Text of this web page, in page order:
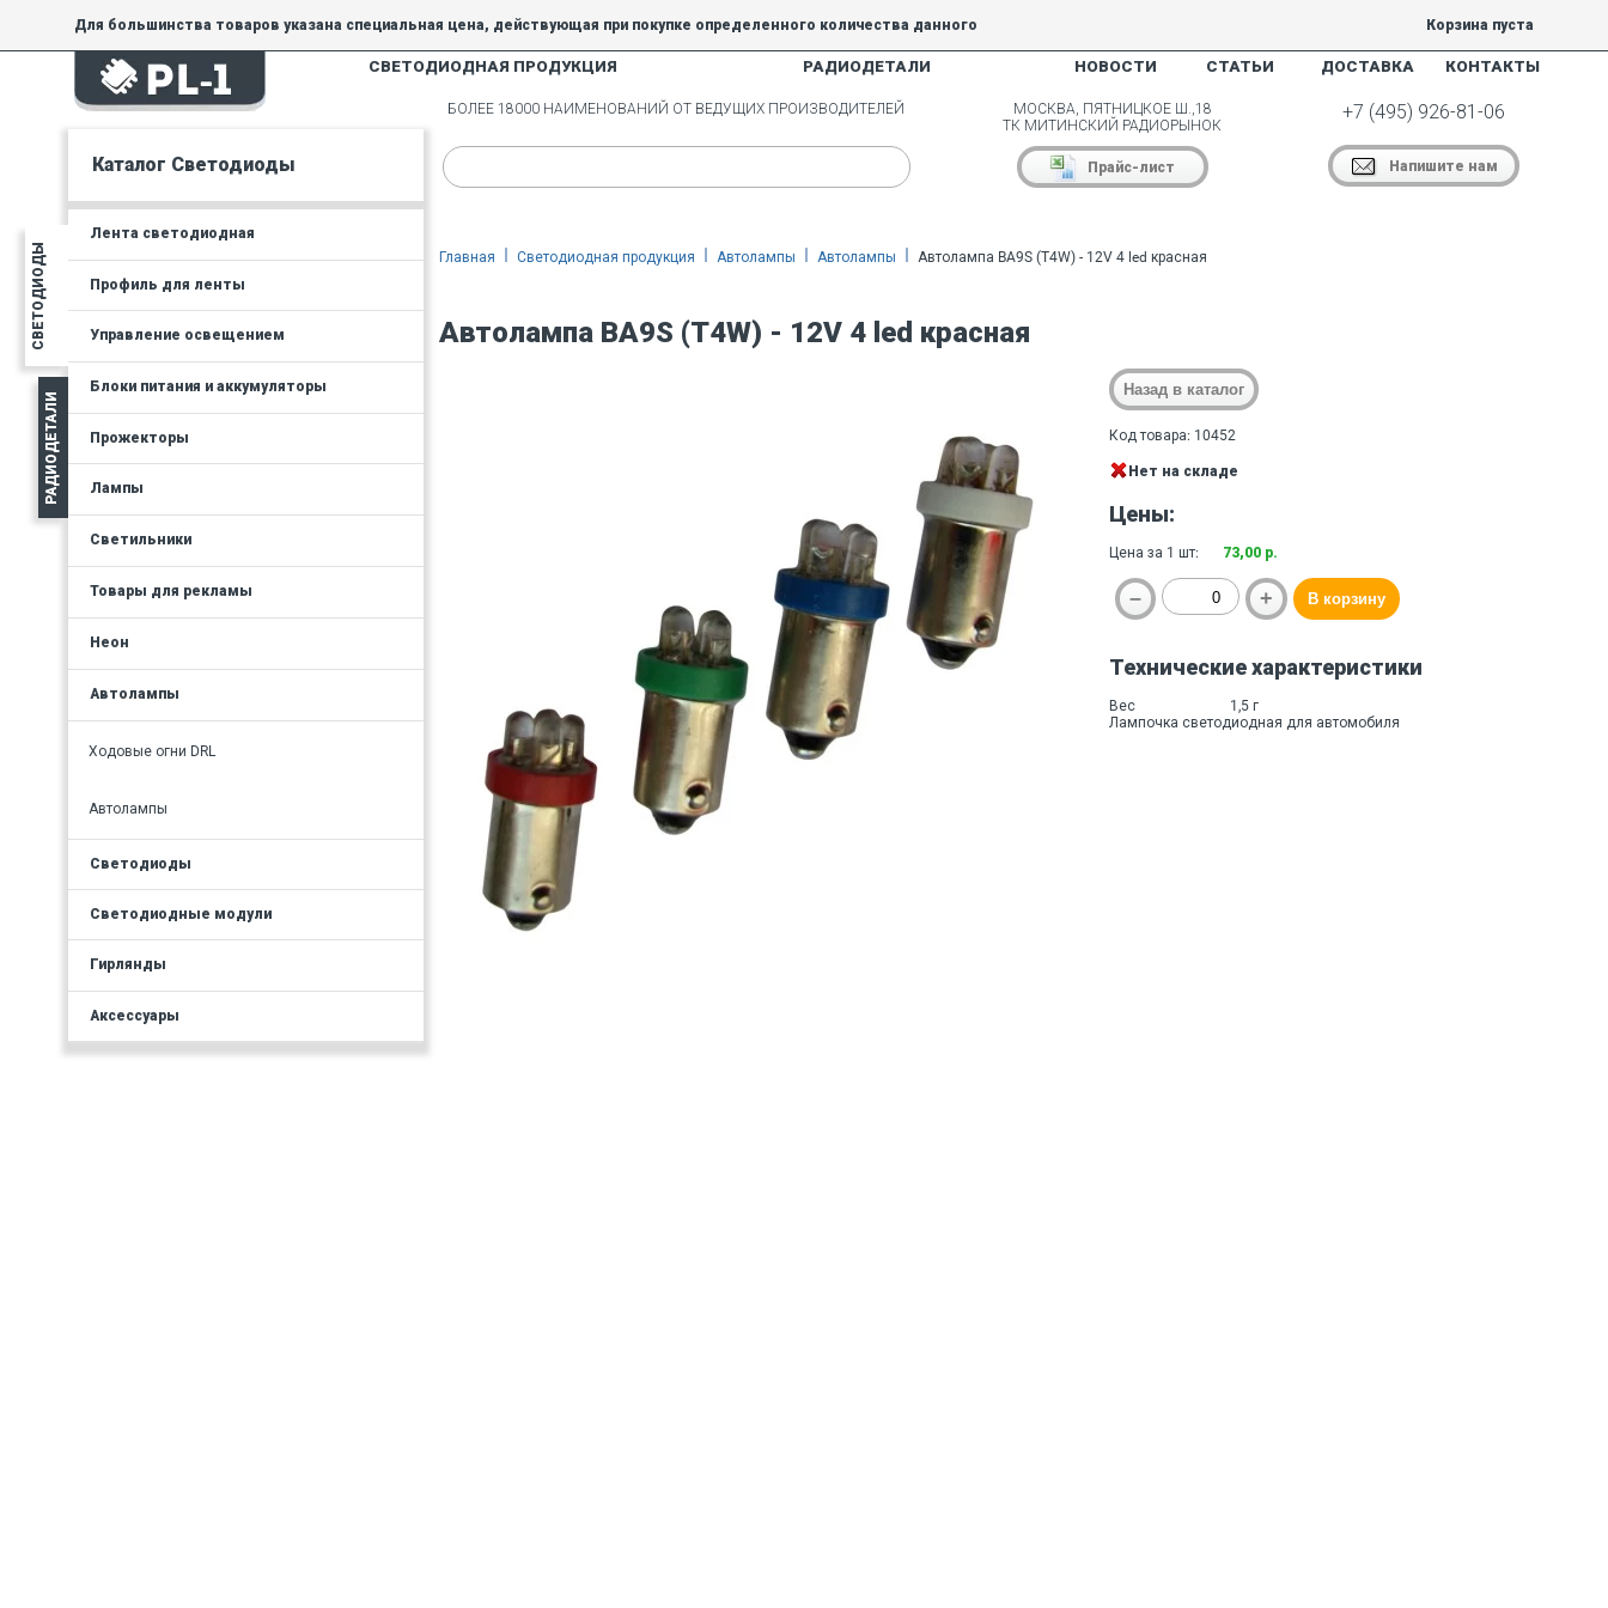
Для большинства товаров указана специальная цена, действующая при покупке определенного количества данного
товара.
На товары, купленные по специальной цене, общие скидки 5% и 10% не действуют.
Корзина пуста
СВЕТОДИОДНАЯ ПРОДУКЦИЯ РАДИОДЕТАЛИ НОВОСТИ СТАТЬИ ДОСТАВКА КОНТАКТЫ
СВЕТОДИОДЫ
РАДИОДЕТАЛИ
Каталог Светодиоды
Лента светодиодная
Профиль для ленты
Управление освещением
Блоки питания и аккумуляторы
Прожекторы
Лампы
Светильники
Товары для рекламы
Неон
Автолампы
Ходовые огни DRL
Автолампы
Светодиоды
Светодиодные модули
Гирлянды
Аксессуары
БОЛЕЕ 18000 НАИМЕНОВАНИЙ ОТ ВЕДУЩИХ ПРОИЗВОДИТЕЛЕЙ
МОСКВА, ПЯТНИЦКОЕ Ш.,18
ТК МИТИНСКИЙ РАДИОРЫНОК
Прайс-лист
+7 (495) 926-81-06
Напишите нам
Главная Светодиодная продукция Автолампы Автолампы Автолампа BA9S (T4W) - 12V 4 led красная
Автолампа BA9S (T4W) - 12V 4 led красная
Код товара: 10452
Нет на складе
Цены:
Цена за 1 шт: 73,00 р.
Технические характеристики
Вес
1,5 г
Лампочка светодиодная для автомобиля